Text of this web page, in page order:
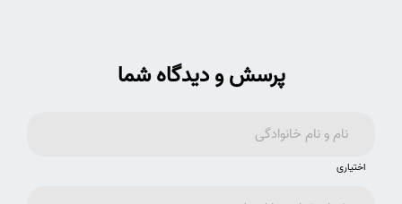
پرسش و دیدگاه شما
اختیاری